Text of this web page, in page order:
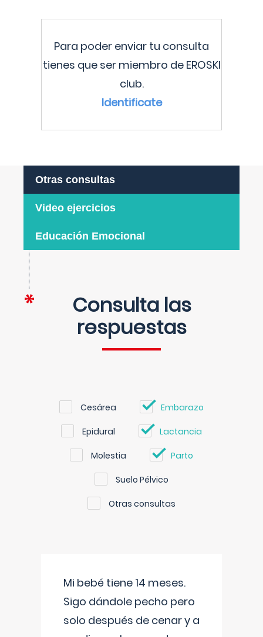
Para poder enviar tu consulta
tienes que ser miembro de EROSKI
club.
Identificate
Otras consultas
Video ejercicios
Educación Emocional
Consulta las
respuestas
Cesárea Embarazo
Epidural Lactancia
Molestia Parto
Suelo Pélvico
Otras consultas
Mi bebé tiene 14 meses.
Sigo dándole pecho pero
solo después de cenar y a